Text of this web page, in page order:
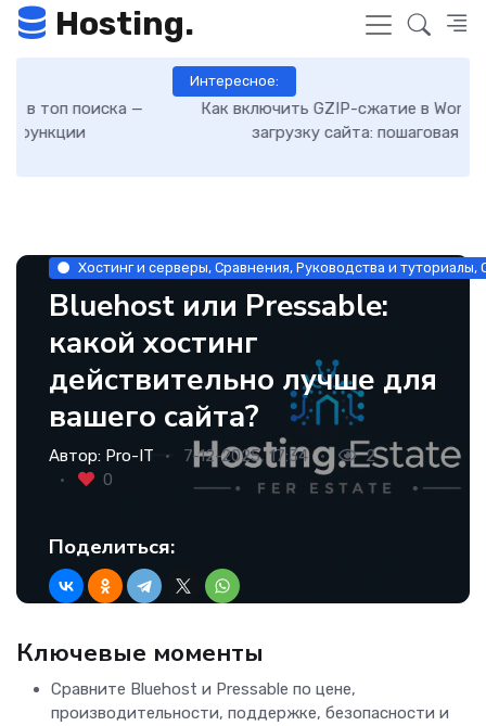
Hosting.
Интересное:
Как включить GZIP-сжатие в WordPress и ускорить
загрузку сайта: пошаговая инструкция
Хостинг и серверы, Сравнения, Руководства и туториалы,
Bluehost или Pressable:
какой хостинг
действительно лучше для
вашего сайта?
Автор: Pro-IT 7-12-2025, 17:34
2
0
Поделиться:
Ключевые моменты
Сравните Bluehost и Pressable по цене,
производительности, поддержке, безопасности и